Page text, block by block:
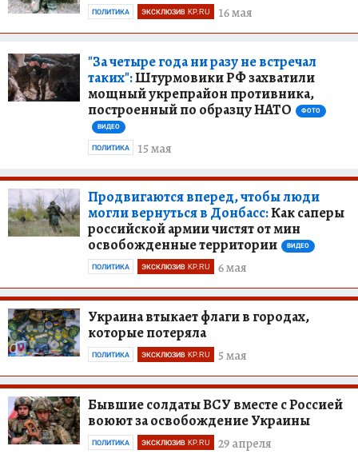
16 мая
ПОЛИТИКА ЭКСКЛЮЗИВ KP.RU
"За четыре года ни разу не встречал
таких":Штурмовики РФ захватили
мощный укрепрайон противника,
построенный по образцу НАТО
ФОТО
ВИДЕО
15 мая
ПОЛИТИКА
Продвигаются вперед, чтобы люди
могли вернуться в Донбасс:Как саперы
российской армии чистят от мин
освобожденные территории
ВИДЕО
6 мая
ПОЛИТИКА ЭКСКЛЮЗИВ KP.RU
Украина втыкает флаги в городах,
которые потеряла
5 мая
ПОЛИТИКА ЭКСКЛЮЗИВ KP.RU
Бывшие солдаты ВСУ вместе с Россией
воюют за освобождение Украины
29 апреля
ПОЛИТИКА ЭКСКЛЮЗИВ KP.RU